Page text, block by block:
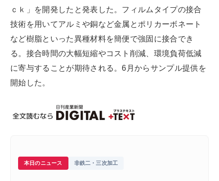
ｃｋ」を開発したと発表した。フィルムタイプの接合
技術を用いてアルミや銅など金属とポリカーボネート
など樹脂といった異種材料を簡便で強固に接合でき
る。接合時間の大幅短縮やコスト削減、環境負荷低減
に寄与することが期待される。6月からサンプル提供を
開始した。
本日のニュース 非鉄二・三次加工